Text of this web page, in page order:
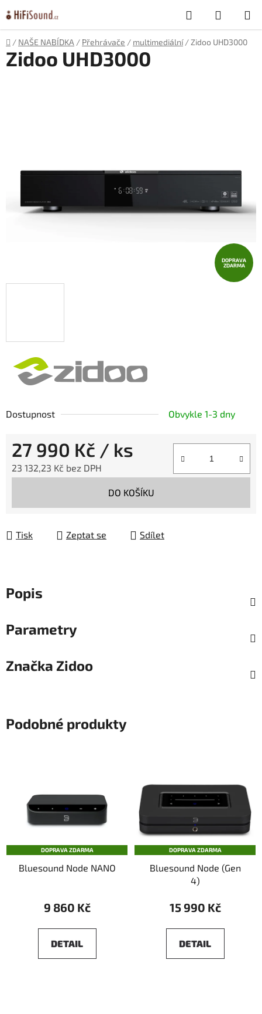
na
obsah
Hledat
KOŠÍK
Domů
/ NAŠE NABÍDKA / Přehrávače / multimediální / Zidoo UHD3000
Dostupnost Obvykle 1-3 dny
27 990 Kč / ks
23 132,23 Kč bez DPH
DO KOŠÍKU
Tisk Zeptat se Sdílet
Zidoo UHD3000
DOPRAVA
ZDARMA
Popis
Parametry
Značka Zidoo
Podobné produkty
DOPRAVA ZDARMA
Bluesound Node NANO
9 860 Kč
DETAIL
DOPRAVA ZDARMA
Bluesound Node (Gen
4)
15 990 Kč
DETAIL